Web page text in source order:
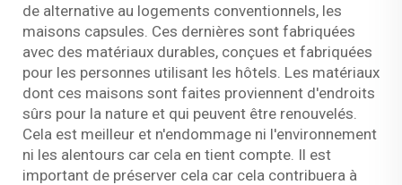
de alternative au logements conventionnels, les
maisons capsules. Ces dernières sont fabriquées
avec des matériaux durables, conçues et fabriquées
pour les personnes utilisant les hôtels. Les matériaux
dont ces maisons sont faites proviennent d'endroits
sûrs pour la nature et qui peuvent être renouvelés.
Cela est meilleur et n'endommage ni l'environnement
ni les alentours car cela en tient compte. Il est
important de préserver cela car cela contribuera à